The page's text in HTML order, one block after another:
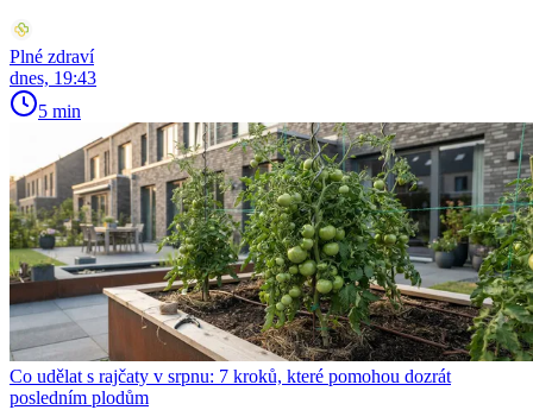
Plné zdraví
dnes, 19:43
5 min
Co udělat s rajčaty v srpnu: 7 kroků, které pomohou dozrát
posledním plodům